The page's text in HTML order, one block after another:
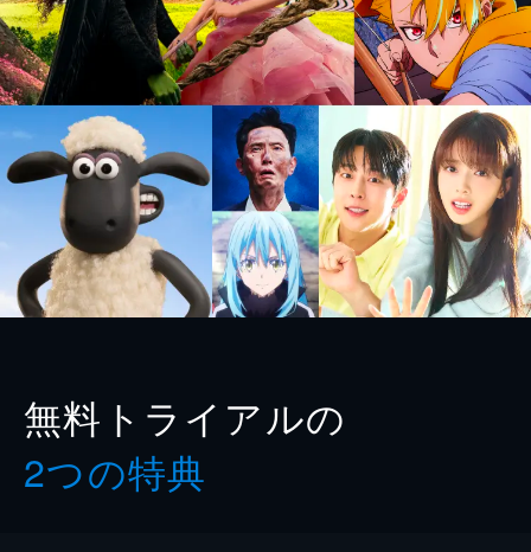
無料トライアルの
2つの特典